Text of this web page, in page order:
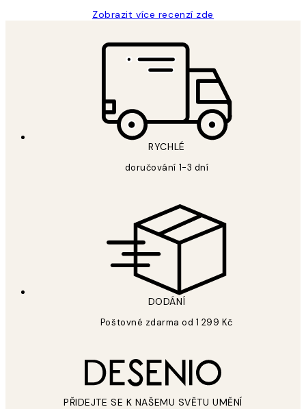
Zobrazit více recenzí zde
RYCHLÉ
doručování 1-3 dní
DODÁNÍ
Poštovné zdarma od 1 299 Kč
PŘIDEJTE SE K NAŠEMU SVĚTU UMĚNÍ